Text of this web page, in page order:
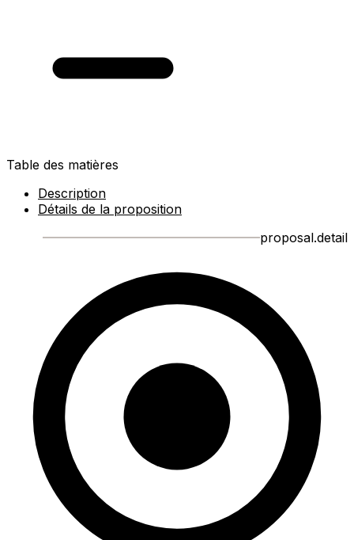
Table des matières
Description
Détails de la proposition
proposal.detail